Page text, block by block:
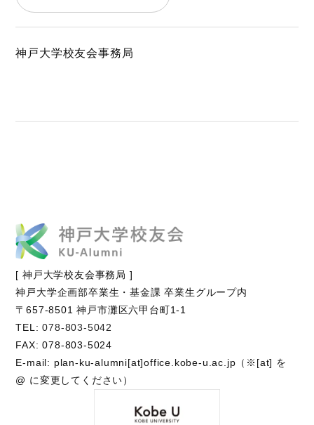
神戸大学校友会事務局
[ 神戸大学校友会事務局 ]
神戸大学企画部卒業生・基金課 卒業生グループ内
〒657-8501 神戸市灘区六甲台町1-1
TEL:078-803-5042
FAX: 078-803-5024
E-mail: plan-ku-alumni[at]office.kobe-u.ac.jp（※[at] を
@ に変更してください）